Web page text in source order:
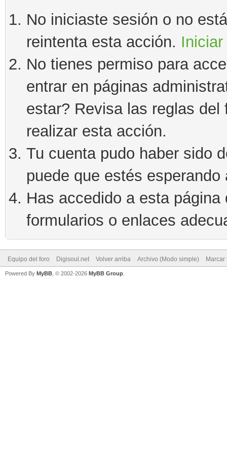
No iniciaste sesión o no
reintenta esta acción.
No tienes permiso para
entrar en páginas
estar? Revisa las reglas
realizar esta acción.
Tu cuenta pudo haber sido
puede que estés esperando
Has accedido a esta
formularios o enlaces
Equipo del foro Digisoul.net Volver arriba Archivo (Modo simple)
Powered By MyBB , © 2002-2026 MyBB Group